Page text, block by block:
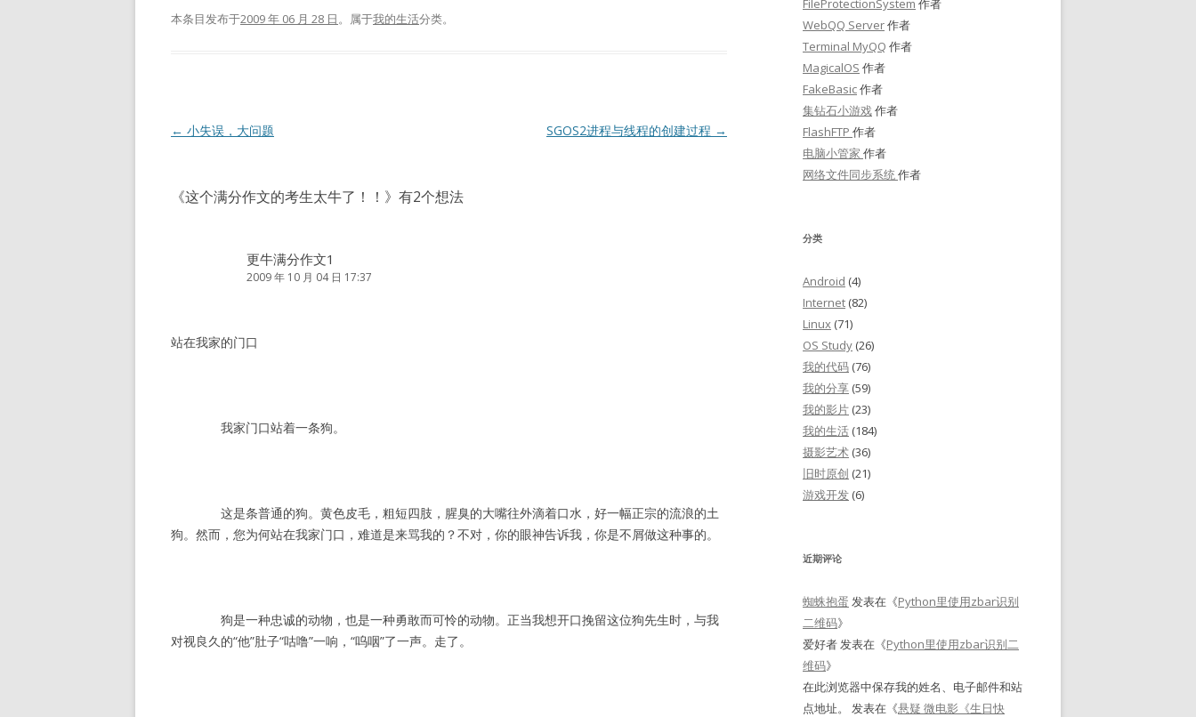
本条目发布于2009 年 06 月 28 日。属于我的生活分类。
文
航
← 小失误，大问题 SGOS2进程与线程的创建过程 →
《这个满分作文的考生太牛了！！ 》有2个想法
更牛满分作文1
2009 年 10 月 04 日 17:37
站在我家的门口
我家门口站着一条狗。
这是条普通的狗。黄色皮毛，粗短四肢，腥臭的大嘴往外滴着口水，好一幅正宗的流浪的土
狗。然而，您为何站在我家门口，难道是来骂我的？不对，你的眼神告诉我，你是不屑做这种事的。
狗是一种忠诚的动物，也是一种勇敢而可怜的动物。正当我想开口挽留这位狗先生时，与我
对视良久的“他”肚子“咕噜”一响，“呜咽”了一声。走了。
FileProtectionSystem 作者
WebQQ Server作者
Terminal MyQQ 作者
MagicalOS 作者
FakeBasic作者
集钻石小游戏作者
FlashFTP 作者
电脑小管家 作者
网络文件同步系统作者
分类
Android (4)
Internet (82)
Linux (71)
OS Study (26)
我的代码 (76)
我的分享 (59)
我的影片 (23)
我的生活 (184)
摄影艺术 (36)
旧时原创 (21)
游戏开发 (6)
近期评论
蜘蛛抱蛋 发表在《Python里使用zbar识别
二维码》
爱好者发表在《Python里使用zbar识别二
维码》
在此浏览器中保存我的姓名、电子邮件和站
点地址。
发表在《悬疑 微电影《生日快